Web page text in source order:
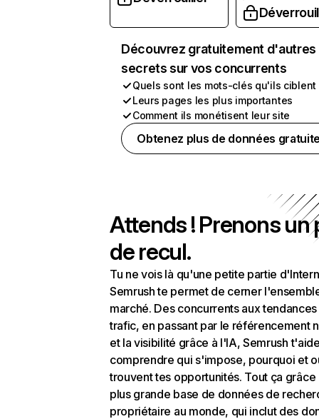
Découvrez gratuitement d'autres
secrets sur vos concurrents
Quels sont les mots-clés qu'ils ciblent
Leurs pages les plus importantes
Comment ils monétisent leur site
Obtenez plus de données
Attends ! Prenons un
de recul.
Tu ne vois là qu'une petite partie
Semrush te permet de cerner
marché. Des concurrents aux
trafic, en passant par le référencement
et la visibilité grâce à l'IA, Semrush
comprendre qui s'impose, pourquoi et
trouvent tes opportunités. Tout ça grâce
plus grande base de données de
propriétaire au monde, qui inclut des